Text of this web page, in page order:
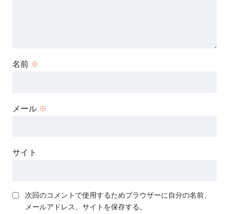
名前 ※
メール ※
サイト
次回のコメントで使用するためブラウザーに自分の名前、
メールアドレス、サイトを保存する。